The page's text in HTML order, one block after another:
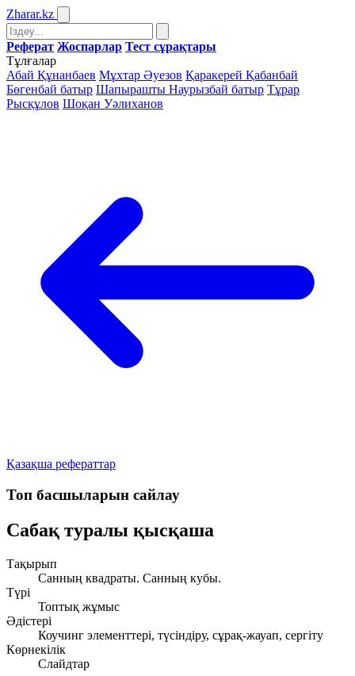
Zharar.kz
Реферат Жоспарлар Тест сұрақтары
Тұлғалар
Абай Құнанбаев Мұхтар Әуезов Қаракерей Қабанбай
Бөгенбай батыр Шапырашты Наурызбай батыр Тұрар
Рысқұлов Шоқан Уәлиханов
Қазақша рефераттар
Топ басшыларын сайлау
Сабақ туралы қысқаша
Тақырып
Санның квадраты. Санның кубы.
Түрі
Топтық жұмыс
Әдістері
Коучинг элементтері, түсіндіру, сұрақ-жауап, сергіту
Көрнекілік
Слайдтар